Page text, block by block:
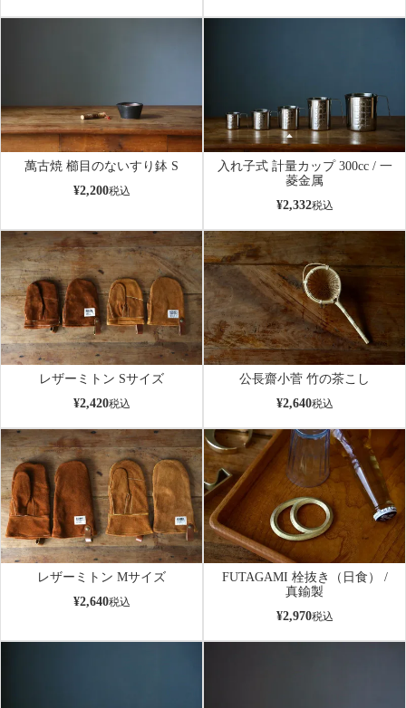
萬古焼 櫛目のないすり鉢 S
¥2,200税込
入れ子式 計量カップ 300cc / 一
菱金属
¥2,332税込
レザーミトン Sサイズ
¥2,420税込
公長齋小菅 竹の茶こし
¥2,640税込
レザーミトン Mサイズ
¥2,640税込
FUTAGAMI 栓抜き（日食） /
真鍮製
¥2,970税込